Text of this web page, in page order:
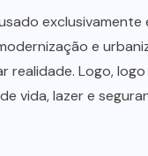
e
Logo,
vida, lazer e